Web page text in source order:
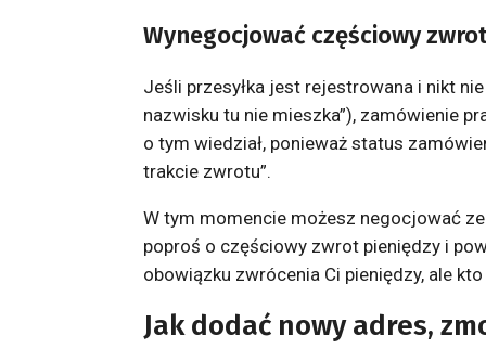
Wynegocjować częściowy
Jeśli przesyłka jest rejestrowana i nikt
nazwisku tu nie mieszka”), zamówienie
o tym wiedział, ponieważ status
trakcie zwrotu”.
W tym momencie możesz negocjować
poproś o częściowy zwrot pieniędzy i
obowiązku zwrócenia Ci pieniędzy, ale
Jak dodać nowy adres,